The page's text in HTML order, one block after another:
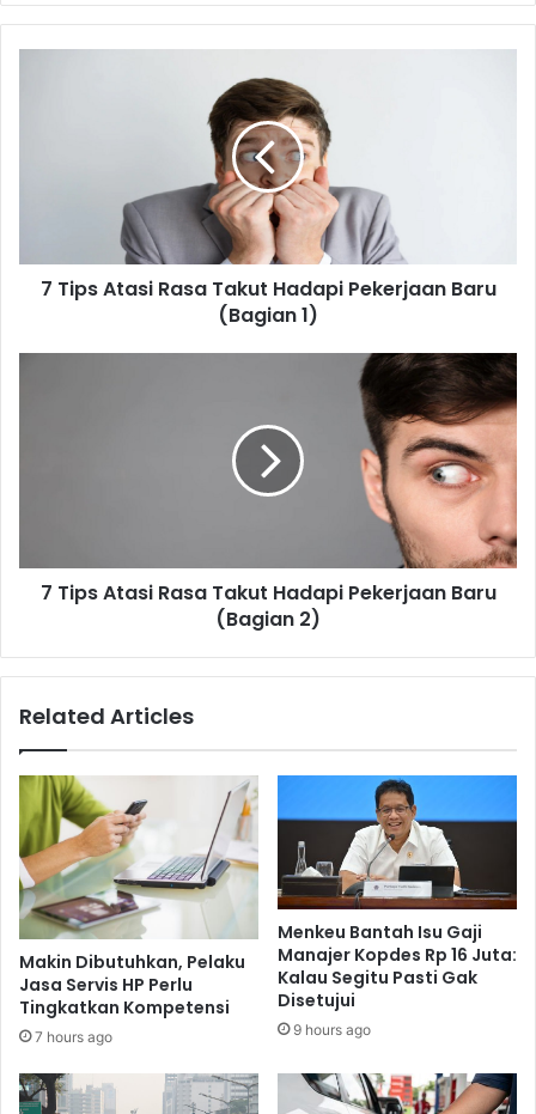
(Bagian
7 Tips Atasi Rasa Takut Hadapi Pekerjaan Baru
(Bagian 1)
(Bagian
7 Tips Atasi Rasa Takut Hadapi Pekerjaan Baru
(Bagian 2)
Related Articles
Makin Dibutuhkan, Pelaku
Jasa Servis HP Perlu
Tingkatkan Kompetensi
7 hours ago
Menkeu Bantah Isu Gaji
Manajer Kopdes Rp 16 Juta:
Kalau Segitu Pasti Gak
Disetujui
9 hours ago